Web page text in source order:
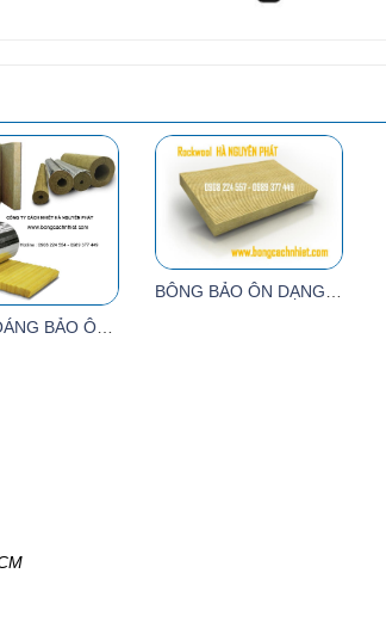
LEN KHOÁNG BẢO ÔN ( (Mineral wool)